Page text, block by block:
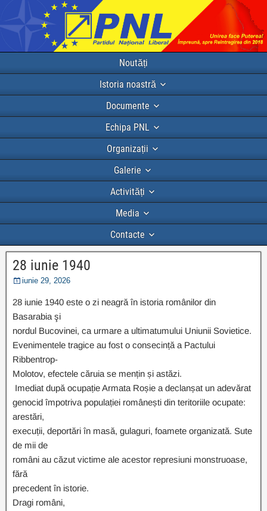
Noutăți
Istoria noastră
Documente
Echipa PNL
Organizații
Galerie
Activități
Media
Contacte
28 iunie 1940
iunie 29, 2026
28 iunie 1940 este o zi neagră în istoria românilor din
Basarabia şi
nordul Bucovinei, ca urmare a ultimatumului Uniunii Sovietice.
Evenimentele tragice au fost o consecință a Pactului
Ribbentrop-
Molotov, efectele căruia se mențin și astăzi.
Imediat după ocupație Armata Roșie a declanșat un adevărat
genocid împotriva populației românești din teritoriile ocupate:
arestări,
execuții, deportări în masă, gulaguri, foamete organizată. Sute
de mii de
români au căzut victime ale acestor represiuni monstruoase,
fără
precedent în istorie.
Dragi români,